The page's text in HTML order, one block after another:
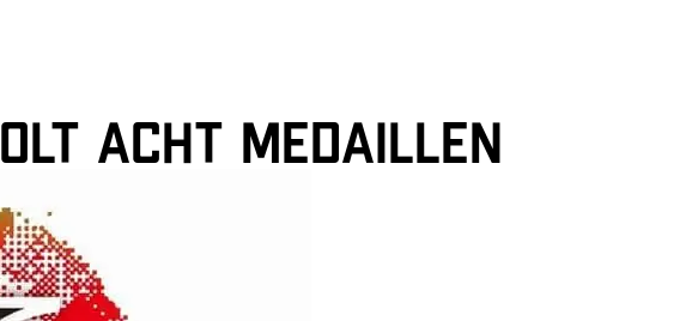
holt acht Medaillen